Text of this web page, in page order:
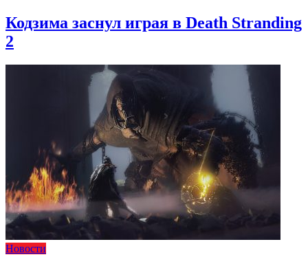
Кодзима заснул играя в Death Stranding
2
Новости